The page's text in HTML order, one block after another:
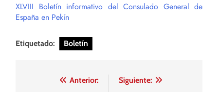
XLVIII Boletín informativo del Consulado General de
España en Pekín
Etiquetado: Boletín
NavegaciónAnterior:
Siguiente: